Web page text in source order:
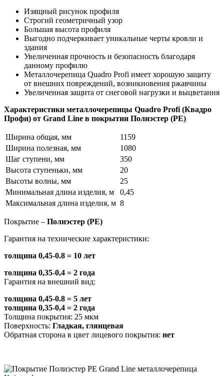
Изящный рисунок профиля
Строгий геометричный узор
Большая высота профиля
Выгодно подчеркивает уникальные черты кровли и
здания
Увеличенная прочность и безопасность благодаря
данному профилю
Металлочерепица Quadro Profi имеет хорошую защиту
от внешних повреждений, возникновения ржавчины
Увеличенная защита от снеговой нагрузки и выцветания
Характеристики металлочерепицы Quadro Profi (Квадро
Профи) от Grand Line в покрытии Полиэстер (PE)
Ширина общая, мм
1159
Ширина полезная, мм
1080
Шаг ступени, мм
350
Высота ступеньки, мм
20
Высоты волны, мм
25
Минимальная длина изделия, м
0,45
Максимальная длина изделия, м 8
Покрытие – Полиэстер (PE)
Гарантия на технические характеристики:
толщина 0,45-0.8 = 10 лет
толщина 0,35-0,4 = 2 года
Гарантия на внешний вид:
толщина 0,45-0.8 = 5 лет
толщина 0,35-0,4 = 2 года
Толщина покрытия: 25 мкм
Поверхность: Гладкая, глянцевая
Обратная сторона в цвет лицевого покрытия: нет